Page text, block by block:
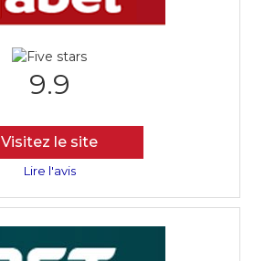
9.9
Visitez le site
Lire l'avis